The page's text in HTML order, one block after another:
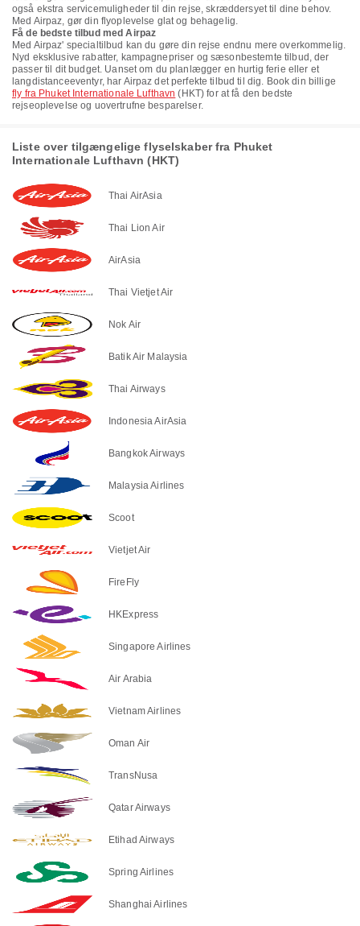
også ekstra servicemuligheder til din rejse, skræddersyet til dine behov.
Med Airpaz, gør din flyoplevelse glat og behagelig.
Få de bedste tilbud med Airpaz
Med Airpaz' specialtilbud kan du gøre din rejse endnu mere overkommelig.
Nyd eksklusive rabatter, kampagnepriser og sæsonbestemte tilbud, der
passer til dit budget. Uanset om du planlægger en hurtig ferie eller et
langdistanceeventyr, har Airpaz det perfekte tilbud til dig. Book din billige
fly fra Phuket Internationale Lufthavn (HKT) for at få den bedste
rejseoplevelse og uovertrufne besparelser.
Liste over tilgængelige flyselskaber fra Phuket
Internationale Lufthavn (HKT)
Thai AirAsia
Thai Lion Air
AirAsia
Thai Vietjet Air
Nok Air
Batik Air Malaysia
Thai Airways
Indonesia AirAsia
Bangkok Airways
Malaysia Airlines
Scoot
Vietjet Air
FireFly
HKExpress
Singapore Airlines
Air Arabia
Vietnam Airlines
Oman Air
TransNusa
Qatar Airways
Etihad Airways
Spring Airlines
Shanghai Airlines